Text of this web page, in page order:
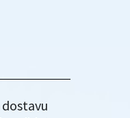
dostavu